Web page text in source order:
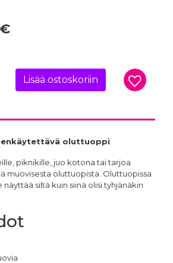
Lisää ostoskoriin
oluttuoppi
piknikille, juo kotona tai tarjoa
muovisesta oluttuopista. Oluttuopissa
näyttää siltä kuin siinä olisi tyhjänäkin